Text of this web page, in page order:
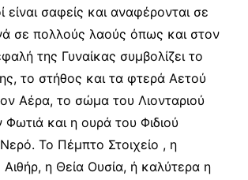
είναι σαφείς και αναφέρονται σε
σε πολλούς λαούς όπως και στον
της Γυναίκας συμβολίζει το
το στήθος και τα φτερά Αετού
Αέρα, το σώμα του Λιονταριού
Φωτιά και η ουρά του Φιδιού
Νερό. Το Πέμπτο Στοιχείο , η
η Θεία Ουσία, ή καλύτερα η